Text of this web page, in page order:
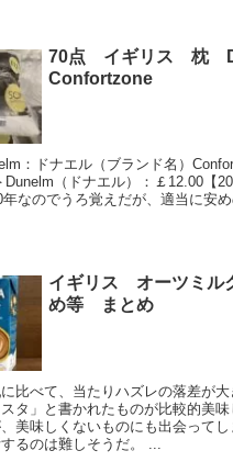
70点 イギリス 枕
Confortzone
：ドナエル（ブランド名）
（ドナエル）：￡12.00【
なのでうろ覚えだが、適当に安
イギリス オーツミ
め等 まとめ
比べて、当たりハズレの落差が大
タ」と書かれたものが比較的美
美味しくないものにも出会って
るのは難しそうだ。 ...